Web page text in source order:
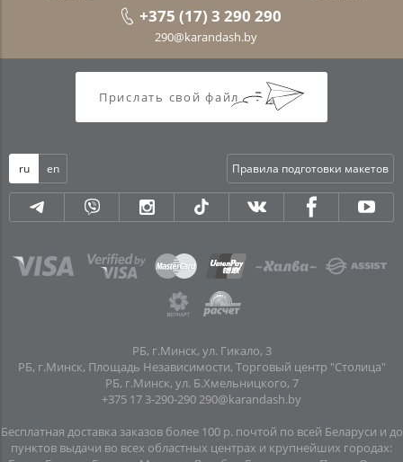
+375 (17) 3 290 290
290@karandash.by
Прислать свой файл
ru en Правила подготовки макетов
РБ, г.Минск, ул. Гикало, 3
РБ, г.Минск, Площадь Независимости, Торговый центр "Столица"
РБ, г.Минск, ул. Б.Хмельницкого, 7
+375 17 3-290-290 290@karandash.by
Бесплатная доставка заказов более 100 р. почтой по всей Беларуси и до
пунктов выдачи во всех областных центрах и крупнейших городах: